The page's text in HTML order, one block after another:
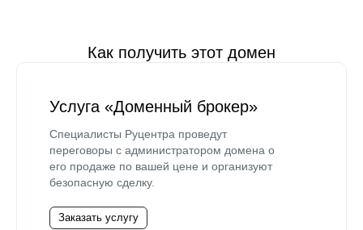
Как получить этот домен
Услуга «Доменный брокер»
Специалисты Руцентра проведут
переговоры с администратором домена о
его продаже по вашей цене и организуют
безопасную сделку.
Заказать услугу